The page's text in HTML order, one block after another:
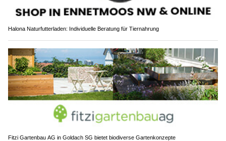
Halona Naturfutterladen: Individuelle Beratung für Tiernahrung
Fitzi Gartenbau AG in Goldach SG bietet biodiverse Gartenkonzepte